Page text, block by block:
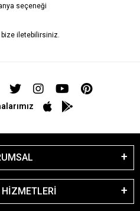
seçeneği
iletebilirsiniz.